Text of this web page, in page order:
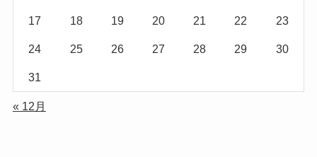
17 18 19 20 21 22 23
24 25 26 27 28 29 30
31
« 12月